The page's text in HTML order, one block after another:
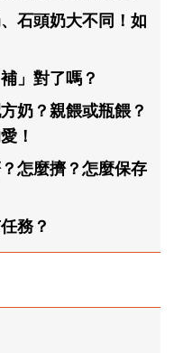
石頭奶大不同！如
」對了嗎？
奶？親餵或瓶餵？
！
怎麼擠？怎麼保存
務？